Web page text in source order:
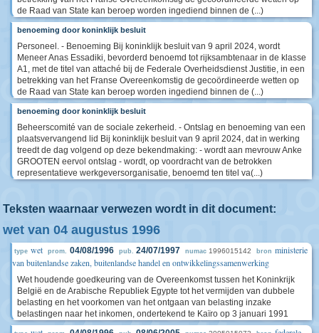
de Raad van State kan beroep worden ingediend binnen de (...)
benoeming door koninklijk besluit
Personeel. - Benoeming Bij koninklijk besluit van 9 april 2024, wordt
Meneer Anas Essadiki, bevorderd benoemd tot rijksambtenaar in de klasse
A1, met de titel van attaché bij de Federale Overheidsdienst Justitie, in een
betrekking van het Franse Overeenkomstig de gecoördineerde wetten op
de Raad van State kan beroep worden ingediend binnen de (...)
benoeming door koninklijk besluit
Beheerscomité van de sociale zekerheid. - Ontslag en benoeming van een
plaatsvervangend lid Bij koninklijk besluit van 9 april 2024, dat in werking
treedt de dag volgend op deze bekendmaking: - wordt aan mevrouw Anke
GROOTEN eervol ontslag - wordt, op voordracht van de betrokken
representatieve werkgeversorganisatie, benoemd ten titel va(...)
Teksten waarnaar verwezen wordt in dit document:
wet van 04 augustus 1996
type wet prom. 04/08/1996 pub. 24/07/1997 numac 1996015142 bron ministerie
van buitenlandse zaken, buitenlandse handel en ontwikkelingssamenwerking
Wet houdende goedkeuring van de Overeenkomst tussen het Koninkrijk
België en de Arabische Republiek Egypte tot het vermijden van dubbele
belasting en het voorkomen van het ontgaan van belasting inzake
belastingen naar het inkomen, ondertekend te Kaïro op 3 januari 1991